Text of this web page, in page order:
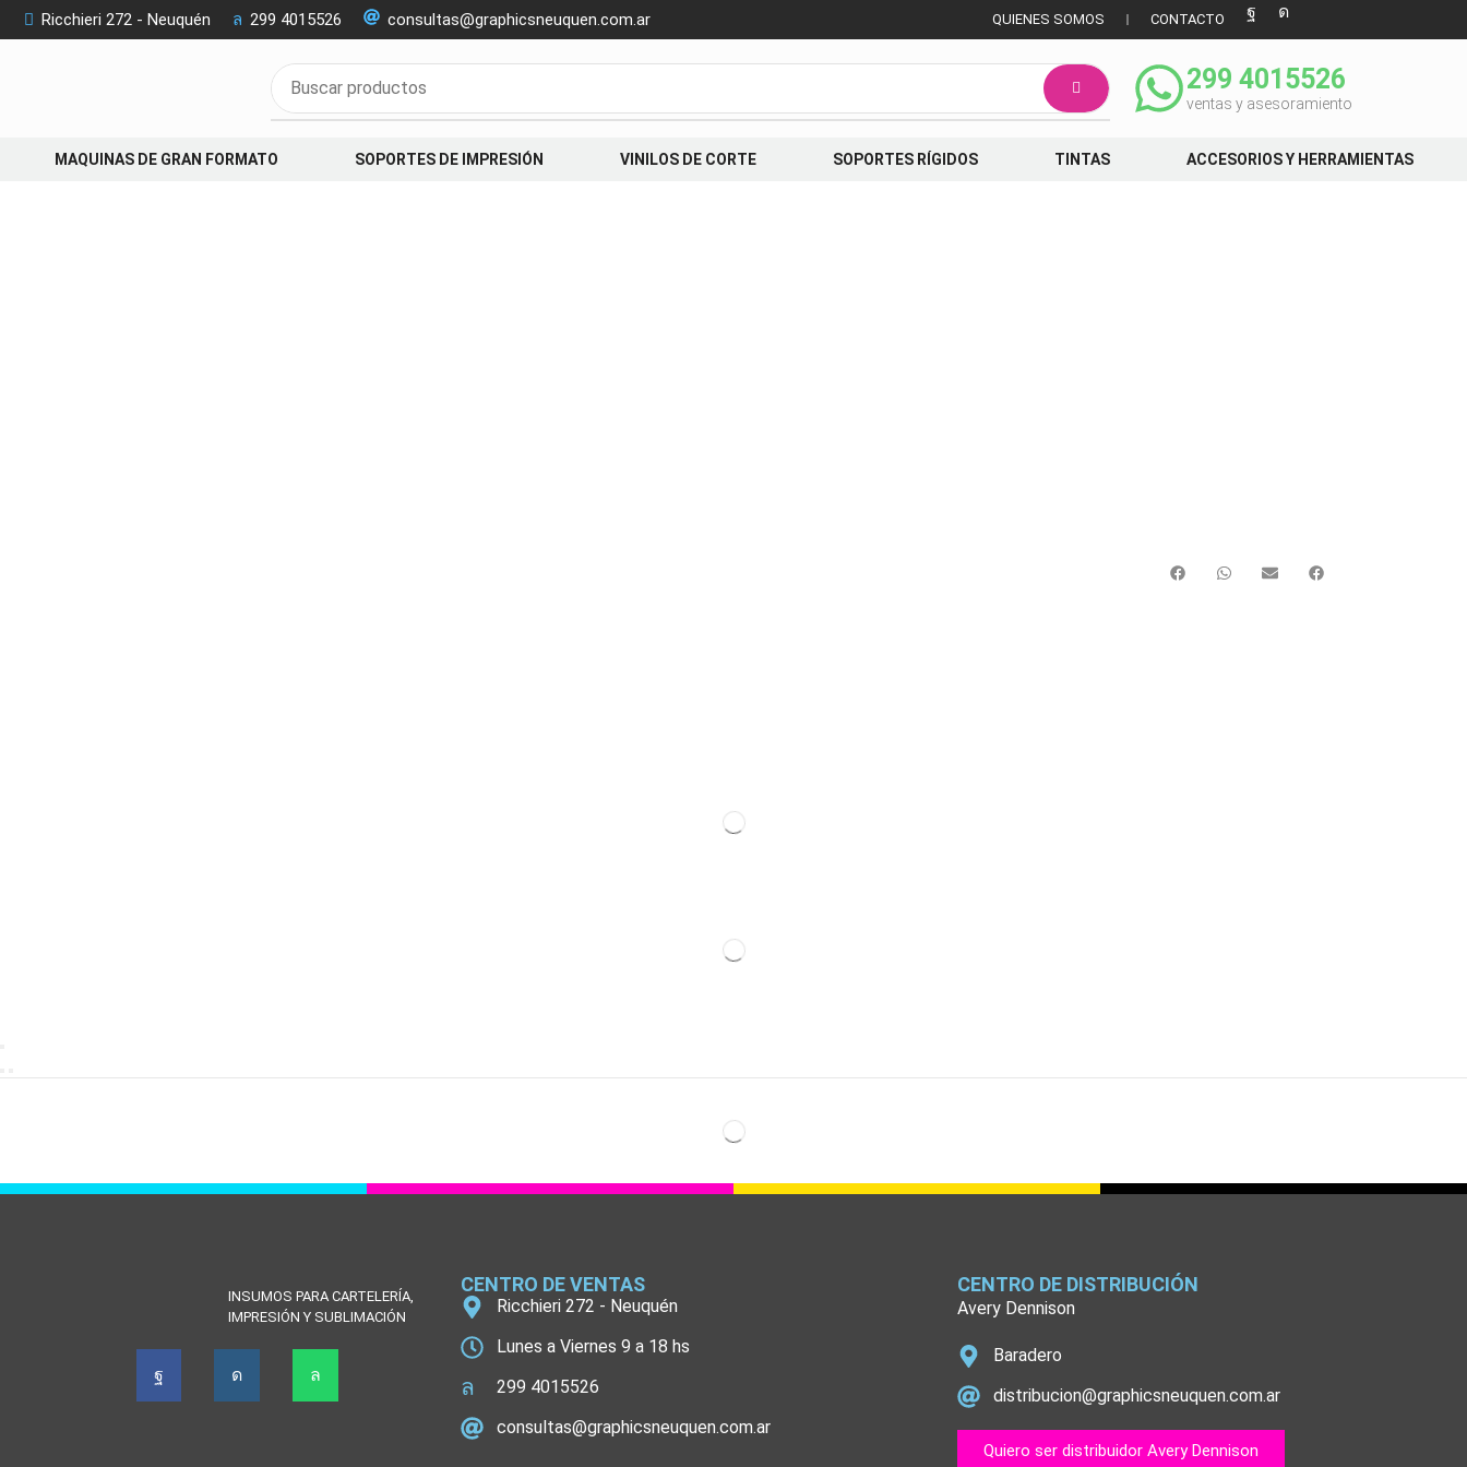
Ricchieri 272 - Neuquén 299 4015526 consultas@graphicsneuquen.com.ar QUIENES SOMOS CONTACTO
299 4015526
ventas y asesoramiento
MAQUINAS DE GRAN FORMATO SOPORTES DE IMPRESIÓN VINILOS DE CORTE SOPORTES RÍGIDOS TINTAS ACCESORIOS Y HERRAMIENTAS
INSUMOS PARA CARTELERÍA,
IMPRESIÓN Y SUBLIMACIÓN
CENTRO DE VENTAS
Ricchieri 272 - Neuquén
Lunes a Viernes 9 a 18 hs
299 4015526
consultas@graphicsneuquen.com.ar
CENTRO DE DISTRIBUCIÓN
Avery Dennison
Baradero
distribucion@graphicsneuquen.com.ar
Quiero ser distribuidor Avery Dennison